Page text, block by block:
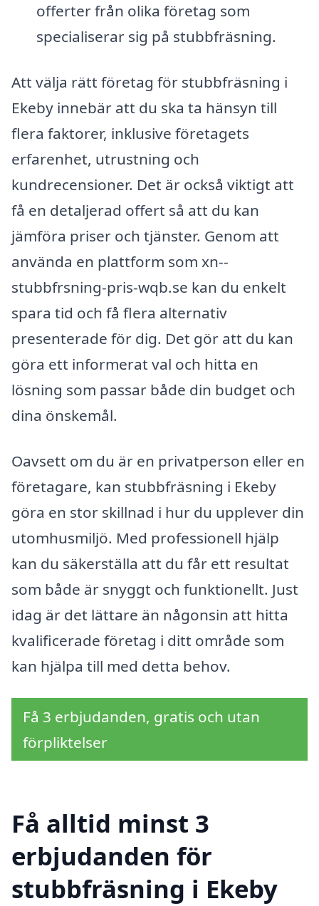
offerter från olika företag som
specialiserar sig på stubbfräsning.
Att välja rätt företag för stubbfräsning i
Ekeby innebär att du ska ta hänsyn till
flera faktorer, inklusive företagets
erfarenhet, utrustning och
kundrecensioner. Det är också viktigt att
få en detaljerad offert så att du kan
jämföra priser och tjänster. Genom att
använda en plattform som xn--
stubbfrsning-pris-wqb.se kan du enkelt
spara tid och få flera alternativ
presenterade för dig. Det gör att du kan
göra ett informerat val och hitta en
lösning som passar både din budget och
dina önskemål.
Oavsett om du är en privatperson eller en
företagare, kan stubbfräsning i Ekeby
göra en stor skillnad i hur du upplever din
utomhusmiljö. Med professionell hjälp
kan du säkerställa att du får ett resultat
som både är snyggt och funktionellt. Just
idag är det lättare än någonsin att hitta
kvalificerade företag i ditt område som
kan hjälpa till med detta behov.
Få 3 erbjudanden, gratis och utan
förpliktelser
Få alltid minst 3
erbjudanden för
stubbfräsning i Ekeby